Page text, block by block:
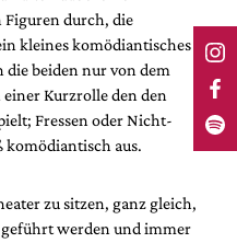
durch, die
kleines komödiantisches
beiden nur von dem
Kurzrolle den den
Fressen oder Nicht-
komödiantisch aus.
zu sitzen, ganz gleich,
werden und immer